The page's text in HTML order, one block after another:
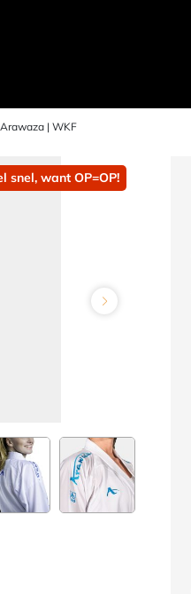
| WKF
snel, want OP=OP!